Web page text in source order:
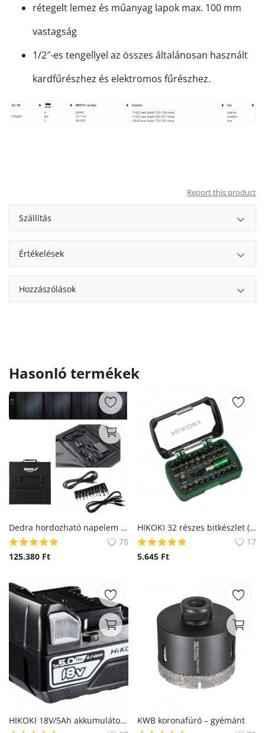
rétegelt lemez és műanyag lapok max. 100 mm
vastagság
1/2″-es tengellyel az összes általánosan használt
kardfűrészhez és elektromos fűrészhez.
Report this product
Szállítás
Értékelések
Hozzászólások
Hasonló termékek
Dedra hordozható napelem panel 100W (DEZT0100)
78
125.380 Ft
HIKOKI 32 részes bitkészlet (Hitachi)
17
5.645 Ft
HIKOKI 18V/5Ah akkumulátor (335790-BSL1850) (Hitachi)
KWB koronafúró – gyémánt